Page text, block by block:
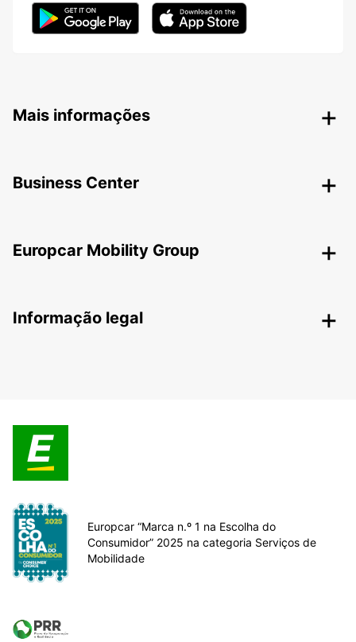
Mais informações
Business Center
Europcar Mobility Group
Informação legal
Europcar “Marca n.º 1 na Escolha do
Consumidor” 2025 na categoria Serviços de
Mobilidade